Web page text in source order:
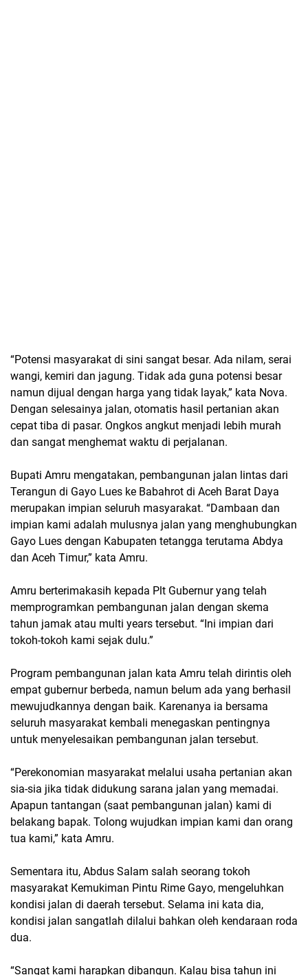
“Potensi masyarakat di sini sangat besar. Ada nilam, serai
wangi, kemiri dan jagung. Tidak ada guna potensi besar
namun dijual dengan harga yang tidak layak,” kata Nova.
Dengan selesainya jalan, otomatis hasil pertanian akan
cepat tiba di pasar. Ongkos angkut menjadi lebih murah
dan sangat menghemat waktu di perjalanan.
Bupati Amru mengatakan, pembangunan jalan lintas dari
Terangun di Gayo Lues ke Babahrot di Aceh Barat Daya
merupakan impian seluruh masyarakat. “Dambaan dan
impian kami adalah mulusnya jalan yang menghubungkan
Gayo Lues dengan Kabupaten tetangga terutama Abdya
dan Aceh Timur,” kata Amru.
Amru berterimakasih kepada Plt Gubernur yang telah
memprogramkan pembangunan jalan dengan skema
tahun jamak atau multi years tersebut. “Ini impian dari
tokoh-tokoh kami sejak dulu.”
Program pembangunan jalan kata Amru telah dirintis oleh
empat gubernur berbeda, namun belum ada yang berhasil
mewujudkannya dengan baik. Karenanya ia bersama
seluruh masyarakat kembali menegaskan pentingnya
untuk menyelesaikan pembangunan jalan tersebut.
“Perekonomian masyarakat melalui usaha pertanian akan
sia-sia jika tidak didukung sarana jalan yang memadai.
Apapun tantangan (saat pembangunan jalan) kami di
belakang bapak. Tolong wujudkan impian kami dan orang
tua kami,” kata Amru.
Sementara itu, Abdus Salam salah seorang tokoh
masyarakat Kemukiman Pintu Rime Gayo, mengeluhkan
kondisi jalan di daerah tersebut. Selama ini kata dia,
kondisi jalan sangatlah dilalui bahkan oleh kendaraan roda
dua.
“Sangat kami harapkan dibangun. Kalau bisa tahun ini